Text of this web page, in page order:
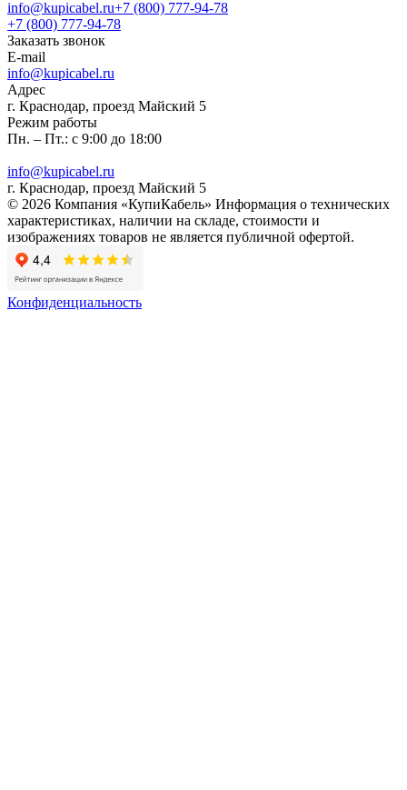
info@kupicabel.ru+7 (800) 777-94-78
+7 (800) 777-94-78
Заказать звонок
E-mail
info@kupicabel.ru
Адрес
г. Краснодар, проезд Майский 5
Режим работы
Пн. – Пт.: с 9:00 до 18:00
info@kupicabel.ru
г. Краснодар, проезд Майский 5
© 2026 Компания «КупиКабель» Информация о технических
характеристиках, наличии на складе, стоимости и
изображениях товаров не является публичной офертой.
Конфиденциальность